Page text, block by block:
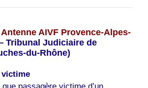
Antenne AIVF Provence-Alpes-
Tribunal Judiciaire de
du-Rhône)
victime